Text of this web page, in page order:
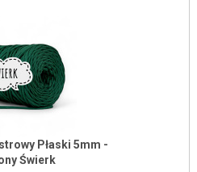
Płaski 5mm -
Świerk